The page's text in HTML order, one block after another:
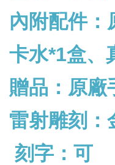
內附配件：
卡水*1盒、
贈品：原廠
雷射雕刻：
刻字：可